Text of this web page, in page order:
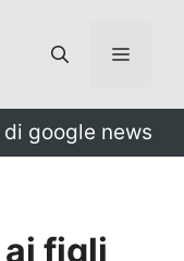
Menu
google news
figli